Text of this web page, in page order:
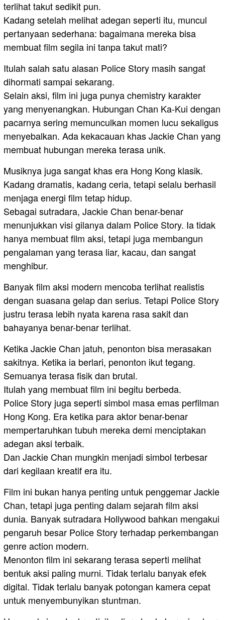
terlihat takut sedikit pun.
Kadang setelah melihat adegan seperti itu, muncul
pertanyaan sederhana: bagaimana mereka bisa
membuat film segila ini tanpa takut mati?
Itulah salah satu alasan Police Story masih sangat
dihormati sampai sekarang.
Selain aksi, film ini juga punya chemistry karakter
yang menyenangkan. Hubungan Chan Ka-Kui dengan
pacarnya sering memunculkan momen lucu sekaligus
menyebalkan. Ada kekacauan khas Jackie Chan yang
membuat hubungan mereka terasa unik.
Musiknya juga sangat khas era Hong Kong klasik.
Kadang dramatis, kadang ceria, tetapi selalu berhasil
menjaga energi film tetap hidup.
Sebagai sutradara, Jackie Chan benar-benar
menunjukkan visi gilanya dalam Police Story. Ia tidak
hanya membuat film aksi, tetapi juga membangun
pengalaman yang terasa liar, kacau, dan sangat
menghibur.
Banyak film aksi modern mencoba terlihat realistis
dengan suasana gelap dan serius. Tetapi Police Story
justru terasa lebih nyata karena rasa sakit dan
bahayanya benar-benar terlihat.
Ketika Jackie Chan jatuh, penonton bisa merasakan
sakitnya. Ketika ia berlari, penonton ikut tegang.
Semuanya terasa fisik dan brutal.
Itulah yang membuat film ini begitu berbeda.
Police Story juga seperti simbol masa emas perfilman
Hong Kong. Era ketika para aktor benar-benar
mempertaruhkan tubuh mereka demi menciptakan
adegan aksi terbaik.
Dan Jackie Chan mungkin menjadi simbol terbesar
dari kegilaan kreatif era itu.
Film ini bukan hanya penting untuk penggemar Jackie
Chan, tetapi juga penting dalam sejarah film aksi
dunia. Banyak sutradara Hollywood bahkan mengakui
pengaruh besar Police Story terhadap perkembangan
genre action modern.
Menonton film ini sekarang terasa seperti melihat
bentuk aksi paling murni. Tidak terlalu banyak efek
digital. Tidak terlalu banyak potongan kamera cepat
untuk menyembunyikan stuntman.